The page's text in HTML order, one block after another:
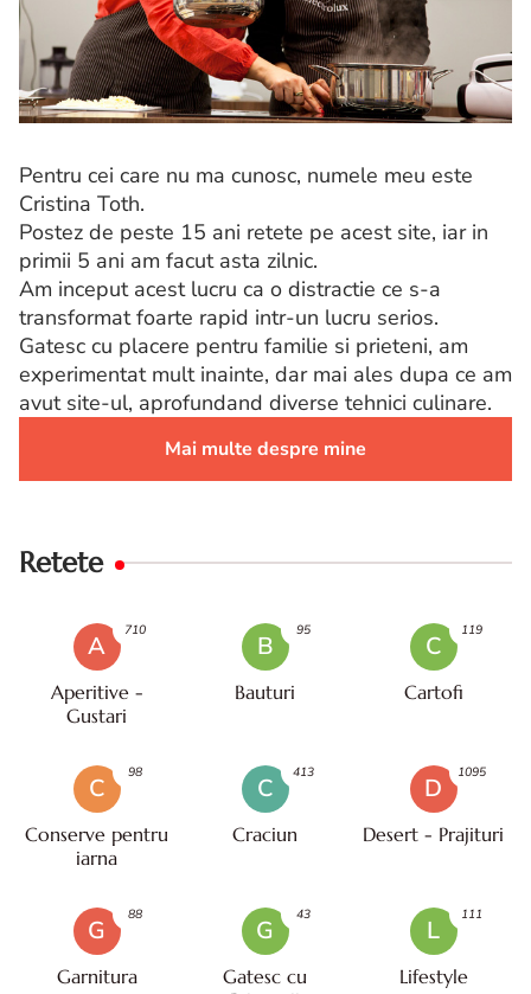
Pentru cei care nu ma cunosc, numele meu este
Cristina Toth.
Postez de peste 15 ani retete pe acest site, iar in
primii 5 ani am facut asta zilnic.
Am inceput acest lucru ca o distractie ce s-a
transformat foarte rapid intr-un lucru serios.
Gatesc cu placere pentru familie si prieteni, am
experimentat mult inainte, dar mai ales dupa ce am
avut site-ul, aprofundand diverse tehnici culinare.
Mai multe despre mine
Retete
A
Aperitive -
Gustari
710
B
Bauturi
95
C
Cartofi
119
C
Conserve pentru
iarna
98
C
Craciun
413
D
Desert - Prajituri
1095
G
Garnitura
88
G
Gatesc cu
43
L
Lifestyle
111